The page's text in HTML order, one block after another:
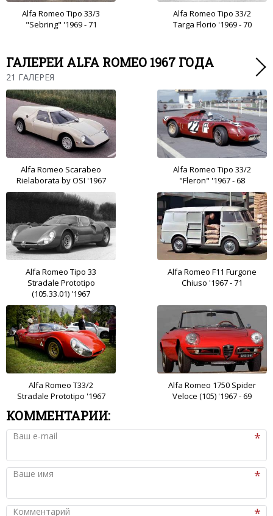
Alfa Romeo Tipo 33/3
"Sebring" '1969 - 71
Alfa Romeo Tipo 33/2
Targa Florio '1969 - 70
ГАЛЕРЕИ ALFA ROMEO 1967 ГОДА
21 ГАЛЕРЕЯ
Alfa Romeo Scarabeo
Rielaborata by OSI '1967
Alfa Romeo Tipo 33/2
"Fleron" '1967 - 68
Alfa Romeo Tipo 33
Stradale Prototipo
(105.33.01) '1967
Alfa Romeo F11 Furgone
Chiuso '1967 - 71
Alfa Romeo T33/2
Stradale Prototipo '1967
Alfa Romeo 1750 Spider
Veloce (105) '1967 - 69
КОММЕНТАРИИ:
Ваш e-mail
Ваше имя
Комментарий